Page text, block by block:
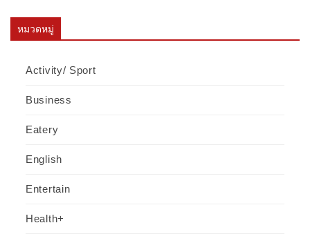
หมวดหมู่
Activity/ Sport
Business
Eatery
English
Entertain
Health+